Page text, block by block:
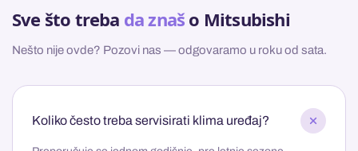
Sve što treba da znaš o Mitsubishi
Nešto nije ovde? Pozovi nas — odgovaramo u roku od sata.
Koliko često treba servisirati klima uređaj?